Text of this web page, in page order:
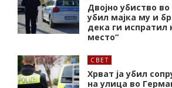
Двојно убиство
убил мајка му и
дека ги испратил
место“
СВЕТ
Хрват ја убил
на улица во